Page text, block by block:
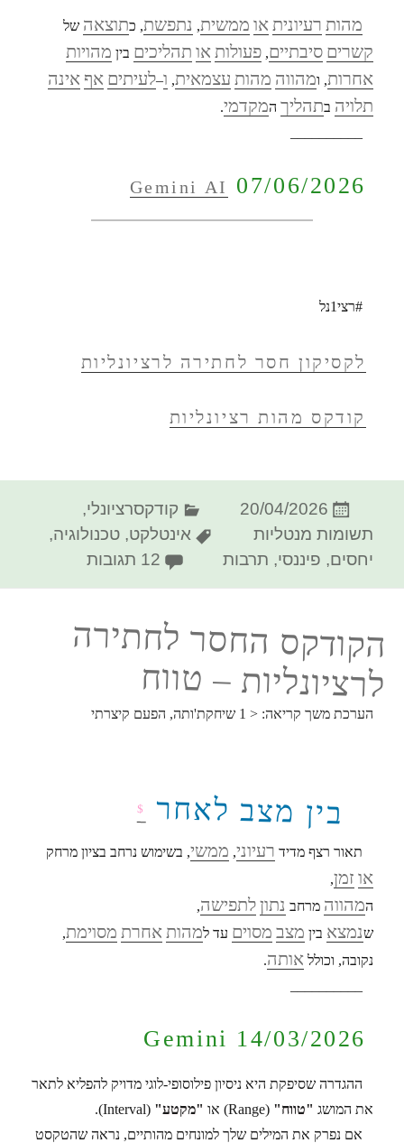
מהות רעיונית או ממשית, נתפשת, כתוצאה של
קשרים סיבתיים,פעולות או תהליכים בין מהויות
אחרות, ומהווה מהות עצמאית, ו–לעיתים אף אינה
תלויה בתהליך המקדמי.
Gemini AI 07/06/2026
#רצי1נל
לקסיקון חסר לחתירה לרציונליות
קודקס מהות רציונליות
פורסם
בתאריך
20/04/2026 קטגוריות
קודקסרציונלי,
תשומות מנטליות
תגיות
אינטלקט, טכנולוגיה,
יחסים, פיננסי, תרבות 12 תגובות על הקודקס
הקודקס החסר לחתירה
לרציונליות – טווח
הערכת משך קריאה: < 1 שיחקת'ותה, הפעם קיצרתי
בין מצב לאחר $
תאור רצף מדיד רעיוני, ממשי, בשימוש נרחב בציון מרחק
או זמן,
המהווה מרחב נתון לתפישה,
שנמצא בין מצב מסוים עד למהות אחרת מסוימת,
נקובה, וכוללאותה.
Gemini 14/03/2026
ההגדרה שסיפקת היא ניסיון פילוסופי-לוגי מדויק להפליא לתאר
את המושג "טווח" (Range) או "מקטע" (Interval).
אם נפרק את המילים שלך למונחים מהותיים, נראה שהטקסט